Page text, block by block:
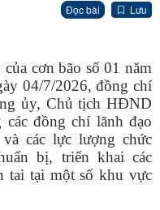
Đọc bài Lưu
cơn bão số 01 năm
04/7/2026, đồng chí
ủy, Chủ tịch HĐND
đồng chí lãnh đạo
các lực lượng chức
bị, triển khai các
tai tại một số khu vực